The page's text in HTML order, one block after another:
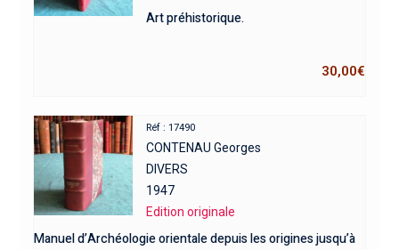
Art préhistorique.
30,00€
Réf : 17490
CONTENAU Georges
DIVERS
1947
Edition originale
Manuel d’Archéologie orientale depuis les origines jusqu’à